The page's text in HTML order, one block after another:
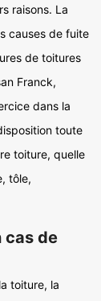
raisons. La
causes de fuite
de toitures
Franck,
dans la
toute
toiture, quelle
tôle,
cas de
toiture, la